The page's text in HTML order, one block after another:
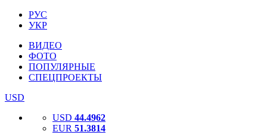
РУС
УКР
ВИДЕО
ФОТО
ПОПУЛЯРНЫЕ
СПЕЦПРОЕКТЫ
USD
USD 44.4962
EUR 51.3814